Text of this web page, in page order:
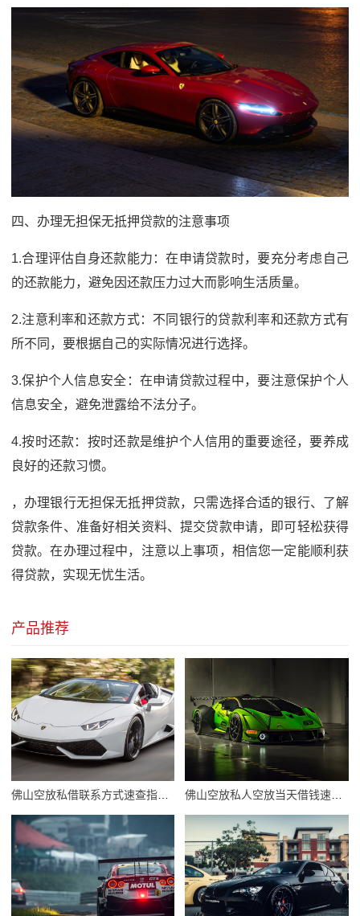
四、办理无担保无抵押贷款的注意事项
1.合理评估自身还款能力：在申请贷款时，要充分考虑自己
的还款能力，避免因还款压力过大而影响生活质量。
2.注意利率和还款方式：不同银行的贷款利率和还款方式有
所不同，要根据自己的实际情况进行选择。
3.保护个人信息安全：在申请贷款过程中，要注意保护个人
信息安全，避免泄露给不法分子。
4.按时还款：按时还款是维护个人信用的重要途径，要养成
良好的还款习惯。
，办理银行无担保无抵押贷款，只需选择合适的银行、了解
贷款条件、准备好相关资料、提交贷款申请，即可轻松获得
贷款。在办理过程中，注意以上事项，相信您一定能顺利获
得贷款，实现无忧生活。
产品推荐